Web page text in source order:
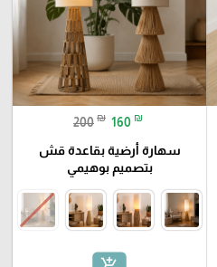
200 ₪ 160 ₪
سهارة أرضية بقاعدة قش
بتصميم بوهيمي